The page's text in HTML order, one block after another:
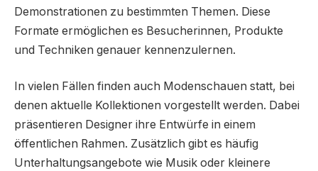
Demonstrationen zu bestimmten Themen. Diese
Formate ermöglichen es Besucherinnen, Produkte
und Techniken genauer kennenzulernen.
In vielen Fällen finden auch Modenschauen statt, bei
denen aktuelle Kollektionen vorgestellt werden. Dabei
präsentieren Designer ihre Entwürfe in einem
öffentlichen Rahmen. Zusätzlich gibt es häufig
Unterhaltungsangebote wie Musik oder kleinere